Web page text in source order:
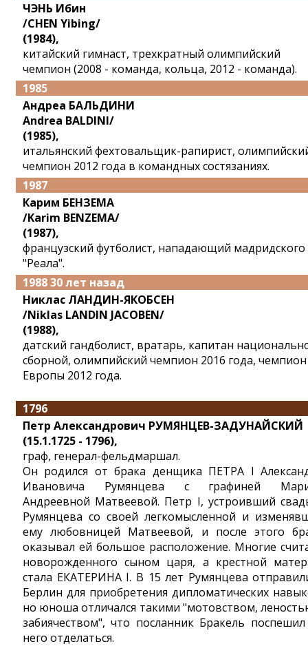
ЧЭНЬ Ибин
/CHEN Yibing/
(1984),
китайский гимнаст, трехкратный олимпийский
чемпион (2008 - команда, кольца, 2012 - команда).
1985
Андреа БАЛЬДИНИ
Andrea BALDINI/
(1985),
итальянский фехтовальщик-рапирист,
чемпион 2012 года в командных состязаниях.
1987
Карим БЕНЗЕМА
/Karim BENZEMA/
(1987),
французский футболист, нападающий мадридского
"Реала".
1988 30 лет назад
Никлас ЛАНДИН-ЯКОБСЕН
/Niklas LANDIN JACOBEN/
(1988),
датский гандболист, вратарь, капитан
сборной, олимпийский чемпион 2016 года, чемпион
Европы 2012 года.
1796
Петр Александрович РУМЯНЦЕВ-ЗАДУНАЙСКИЙ
(15.1.1725 - 1796),
граф, генерал-фельдмаршал.
Он родился от брака денщика ПЕТРА I
Ивановича Румянцева с графиней
Андреевной Матвеевой. Петр I, устроивший
Румянцева со своей легкомысленной и
ему любовницей Матвеевой, и после этого
оказывал ей большое расположение. Многие
новорожденного сыном царя, а крестной
стала ЕКАТЕРИНА I. В 15 лет Румянцева
Берлин для приобретения дипломатических
но юноша отличался такими "мотовством,
забиячеством", что посланник Бракель
него отделаться.